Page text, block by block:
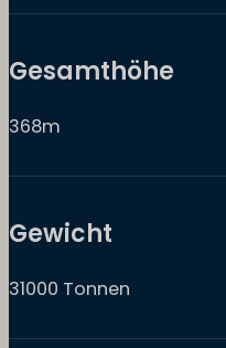
Gesamthöhe
368m
Gewicht
31000 Tonnen